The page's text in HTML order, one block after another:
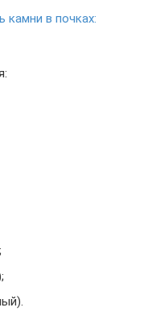
камни в почках: